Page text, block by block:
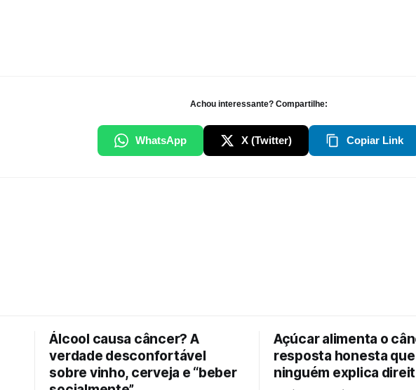
Achou interessante? Compartilhe:
WhatsApp X (Twitter) Copiar Link
Álcool causa câncer? A
verdade desconfortável
sobre vinho, cerveja e “beber
Açúcar alimenta o
resposta honesta
ninguém explica